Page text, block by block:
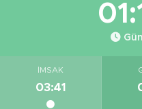
İMSAK
03:41